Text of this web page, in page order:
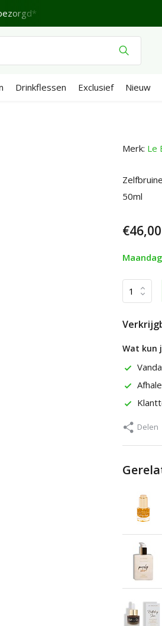
Drinkflessen Exclusief Nieuw
Merk: Le
50ml
€46,00
Wat kun
Delen